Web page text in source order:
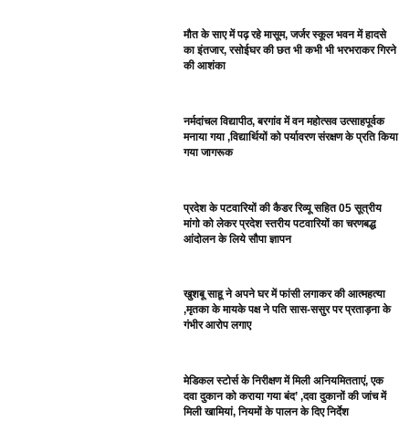
मौत के साए में पढ़ रहे मासूम, जर्जर स्कूल भवन में हादसे
का इंतजार, रसोईघर की छत भी कभी भी भरभराकर गिरने
की आशंका
नर्मदांचल विद्यापीठ, बरगांव में वन महोत्सव उत्साहपूर्वक
मनाया गया ,विद्यार्थियों को पर्यावरण संरक्षण के प्रति किया
गया जागरूक
प्रदेश के पटवारियों की कैडर रिव्यू सहित 05 सूत्रीय
मांगो को लेकर प्रदेश स्तरीय पटवारियों का चरणबद्ध
आंदोलन के लिये सौपा ज्ञापन
खुशबू साहू ने अपने घर में फांसी लगाकर की आत्महत्या
,मृतका के मायके पक्ष ने पति सास-ससुर पर प्रताड़ना के
गंभीर आरोप लगाए
मेडिकल स्टोर्स के निरीक्षण में मिली अनियमितताएं, एक
दवा दुकान को कराया गया बंद’ ,दवा दुकानों की जांच में
मिली खामियां, नियमों के पालन के दिए निर्देश